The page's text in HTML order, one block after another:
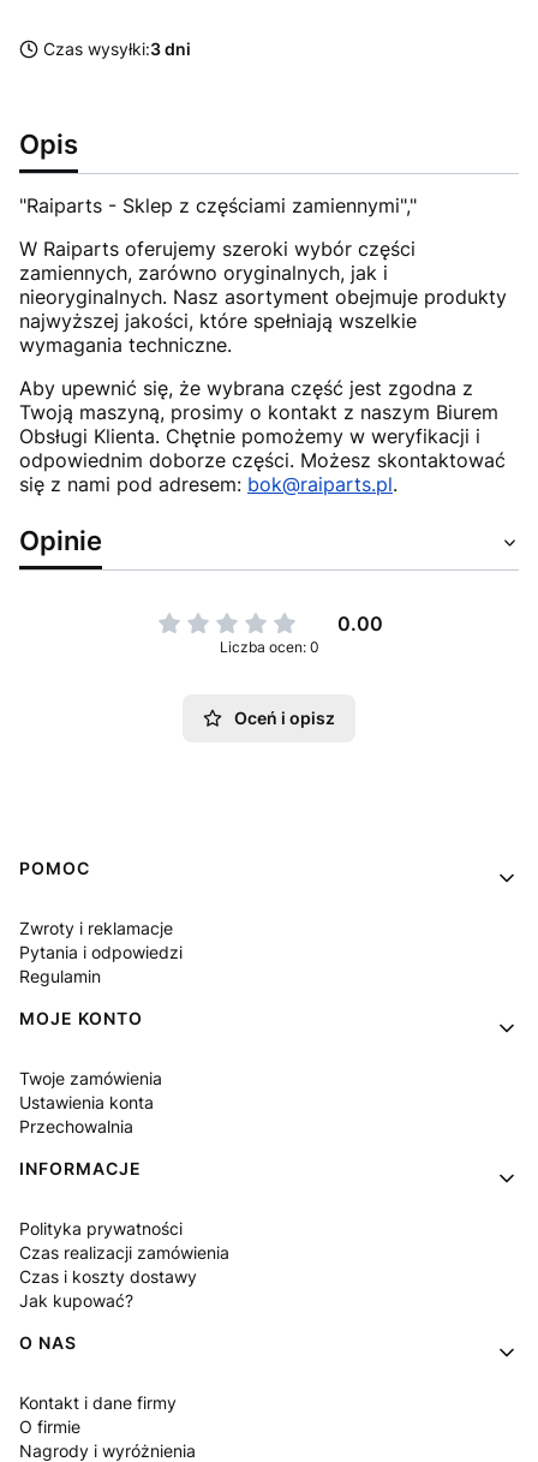
Czas wysyłki:3 dni
Opis
"Raiparts - Sklep z częściami zamiennymi","
W Raiparts oferujemy szeroki wybór części
zamiennych, zarówno oryginalnych, jak i
nieoryginalnych. Nasz asortyment obejmuje produkty
najwyższej jakości, które spełniają wszelkie
wymagania techniczne.
Aby upewnić się, że wybrana część jest zgodna z
Twoją maszyną, prosimy o kontakt z naszym Biurem
Obsługi Klienta. Chętnie pomożemy w weryfikacji i
odpowiednim doborze części. Możesz skontaktować
się z nami pod adresem: bok@raiparts.pl.
Opinie
0.00
Liczba ocen: 0
Oceń i opisz
Linki w stopce
POMOC
Zwroty i reklamacje
Pytania i odpowiedzi
Regulamin
MOJE KONTO
Twoje zamówienia
Ustawienia konta
Przechowalnia
INFORMACJE
Polityka prywatności
Czas realizacji zamówienia
Czas i koszty dostawy
Jak kupować?
O NAS
Kontakt i dane firmy
O firmie
Nagrody i wyróżnienia